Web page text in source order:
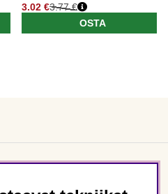
3.02 €3.77 €
OSTA